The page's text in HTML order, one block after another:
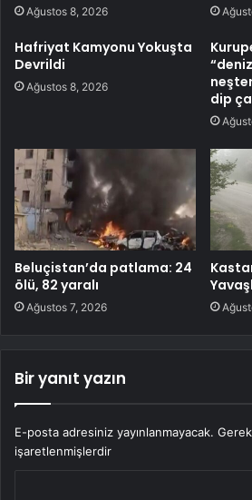
Ağustos 8, 2026
Hafriyat Kamyonu Yokuşta
Devrildi
Ağustos 8, 2026
dip
Beluçistan’da patlama: 24
ölü, 82 yaralı
Ağustos 7, 2026
Bir yanıt yazın
E-posta adresiniz yayınlanmayacak.
işaretlenmişlerdir